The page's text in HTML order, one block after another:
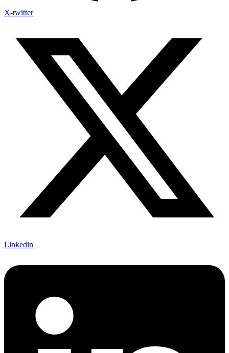
X-twitter
Linkedin